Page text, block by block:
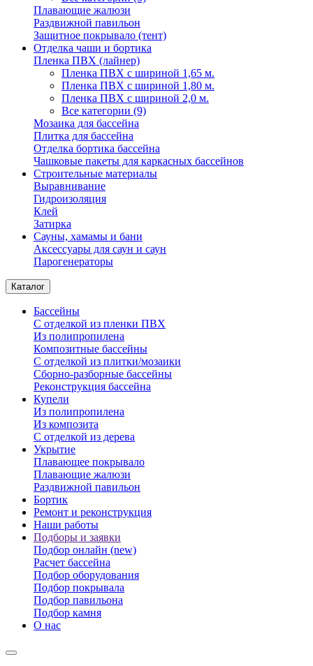
Плавающие жалюзи
Раздвижной павильон
Защитное покрывало (тент)
Отделка чаши и бортика
Пленка ПВХ (лайнер)
Пленка ПВХ с шириной 1,65 м.
Пленка ПВХ с шириной 1,80 м.
Пленка ПВХ с шириной 2,0 м.
Все категории (9)
Мозаика для бассейна
Плитка для бассейна
Отделка бортика бассейна
Чашковые пакеты для каркасных бассейнов
Строительные материалы
Выравнивание
Гидроизоляция
Клей
Затирка
Сауны, хамамы и бани
Аксессуары для саун и саун
Парогенераторы
Каталог
Бассейны
С отделкой из пленки ПВХ
Из полипропилена
Композитные бассейны
С отделкой из плитки/мозаики
Сборно-разборные бассейны
Реконструкция бассейна
Купели
Из полипропилена
Из композита
С отделкой из дерева
Укрытие
Плавающее покрывало
Плавающие жалюзи
Раздвижной павильон
Бортик
Ремонт и реконструкция
Наши работы
Подборы и заявки
Подбор онлайн (new)
Расчет бассейна
Подбор оборудования
Подбор покрывала
Подбор павильона
Подбор камня
О нас